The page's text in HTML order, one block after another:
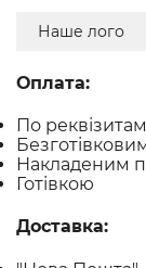
Наше лого
Оплата:
По
Накладеним
Готівкою
Доставка: